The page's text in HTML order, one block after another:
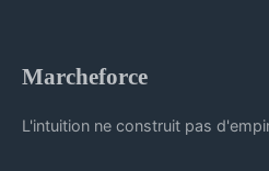
Marcheforce
L'intuition ne construit pas